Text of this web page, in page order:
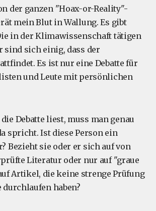
der ganzen "Hoax-or-Reality"-
mein Blut in Wallung. Es gibt
in der Klimawissenschaft tätigen
sind sich einig, dass der
Es ist nur eine Debatte für
und Leute mit persönlichen
Debatte liest, muss man genau
spricht. Ist diese Person ein
Bezieht sie oder er sich auf von
Literatur oder nur auf "graue
Artikel, die keine strenge Prüfung
durchlaufen haben?